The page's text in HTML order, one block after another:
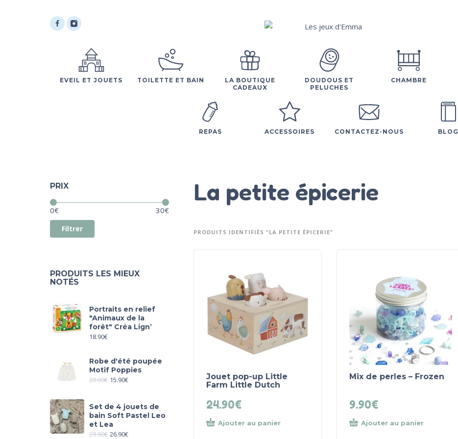
EVEIL ET JOUETS TOILETTE ET BAIN
LA BOUTIQUE
CADEAUX
DOUDOUS ET
PELUCHES
CHAMBRE
REPAS ACCESSOIRES CONTACTEZ-NOUS BLOG
PRIX
Filtrer
Prix :
0€ 30€
PRODUITS LES MIEUX
NOTÉS
Portraits en relief
"Animaux de la
forêt" Créa Lign’
18.90€
Robe d'été poupée
Motif Poppies
20.00€ 15.90€
Set de 4 jouets de
bain Soft Pastel Leo
et Lea
29.90€ 26.90€
La petite épicerie
PRODUITS IDENTIFIÉS “LA PETITE ÉPICERIE”
Jouet pop-up Little
Farm Little Dutch
24.90€
Ajouter au panier
Mix de perles – Frozen
9.90€
Ajouter au panier